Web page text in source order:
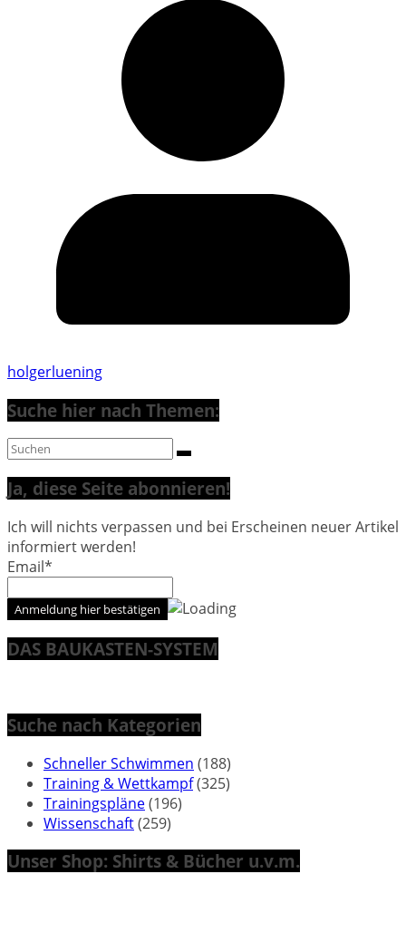
holgerluening
Suche hier nach Themen:
Ja, diese Seite abonnieren!
Ich will nichts verpassen und bei Erscheinen neuer Artikel
informiert werden!
Email*
DAS BAUKASTEN-SYSTEM
Suche nach Kategorien
Schneller Schwimmen (188)
Training & Wettkampf(325)
Trainingspläne(196)
Wissenschaft(259)
Unser Shop: Shirts & Bücher u.v.m.